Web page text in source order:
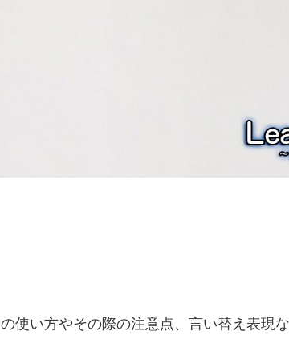
の使い方やその際の注意点、言い替え表現